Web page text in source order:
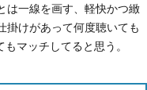
は一線を画す、軽快かつ緻
掛けがあって何度聴いても
マッチしてると思う。